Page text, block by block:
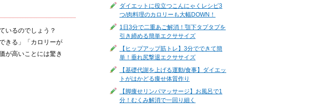
いるのでしょう？
きる」「カロリーが
が高いことには驚き
ダイエットに役立つこんにゃくレシピ3
つ/肉料理のカロリーも大幅DOWN！
1日3分で二重あご解消！顎下タプタプを
引き締める簡単エクササイズ
【ヒップアップ筋トレ】3分でできて簡
単！垂れ尻撃退エクササイズ
【基礎代謝を上げる運動/食事】ダイエッ
トがはかどる痩せ体質作り
【脚痩せリンパマッサージ】お風呂で1
分！むくみ解消で一回り細く